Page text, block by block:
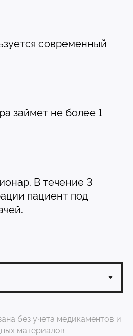
современный
займет не более 1
В течение 3
пациент под
без учета медикаментов и
материалов